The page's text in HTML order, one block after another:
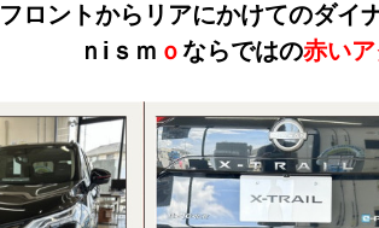
フロントからリアにかけてのダイ
ｎiｓｍ ｏならではの赤い